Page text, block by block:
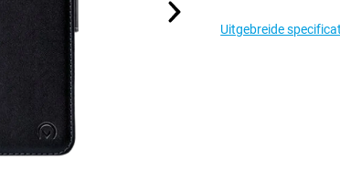
Uitgebreide